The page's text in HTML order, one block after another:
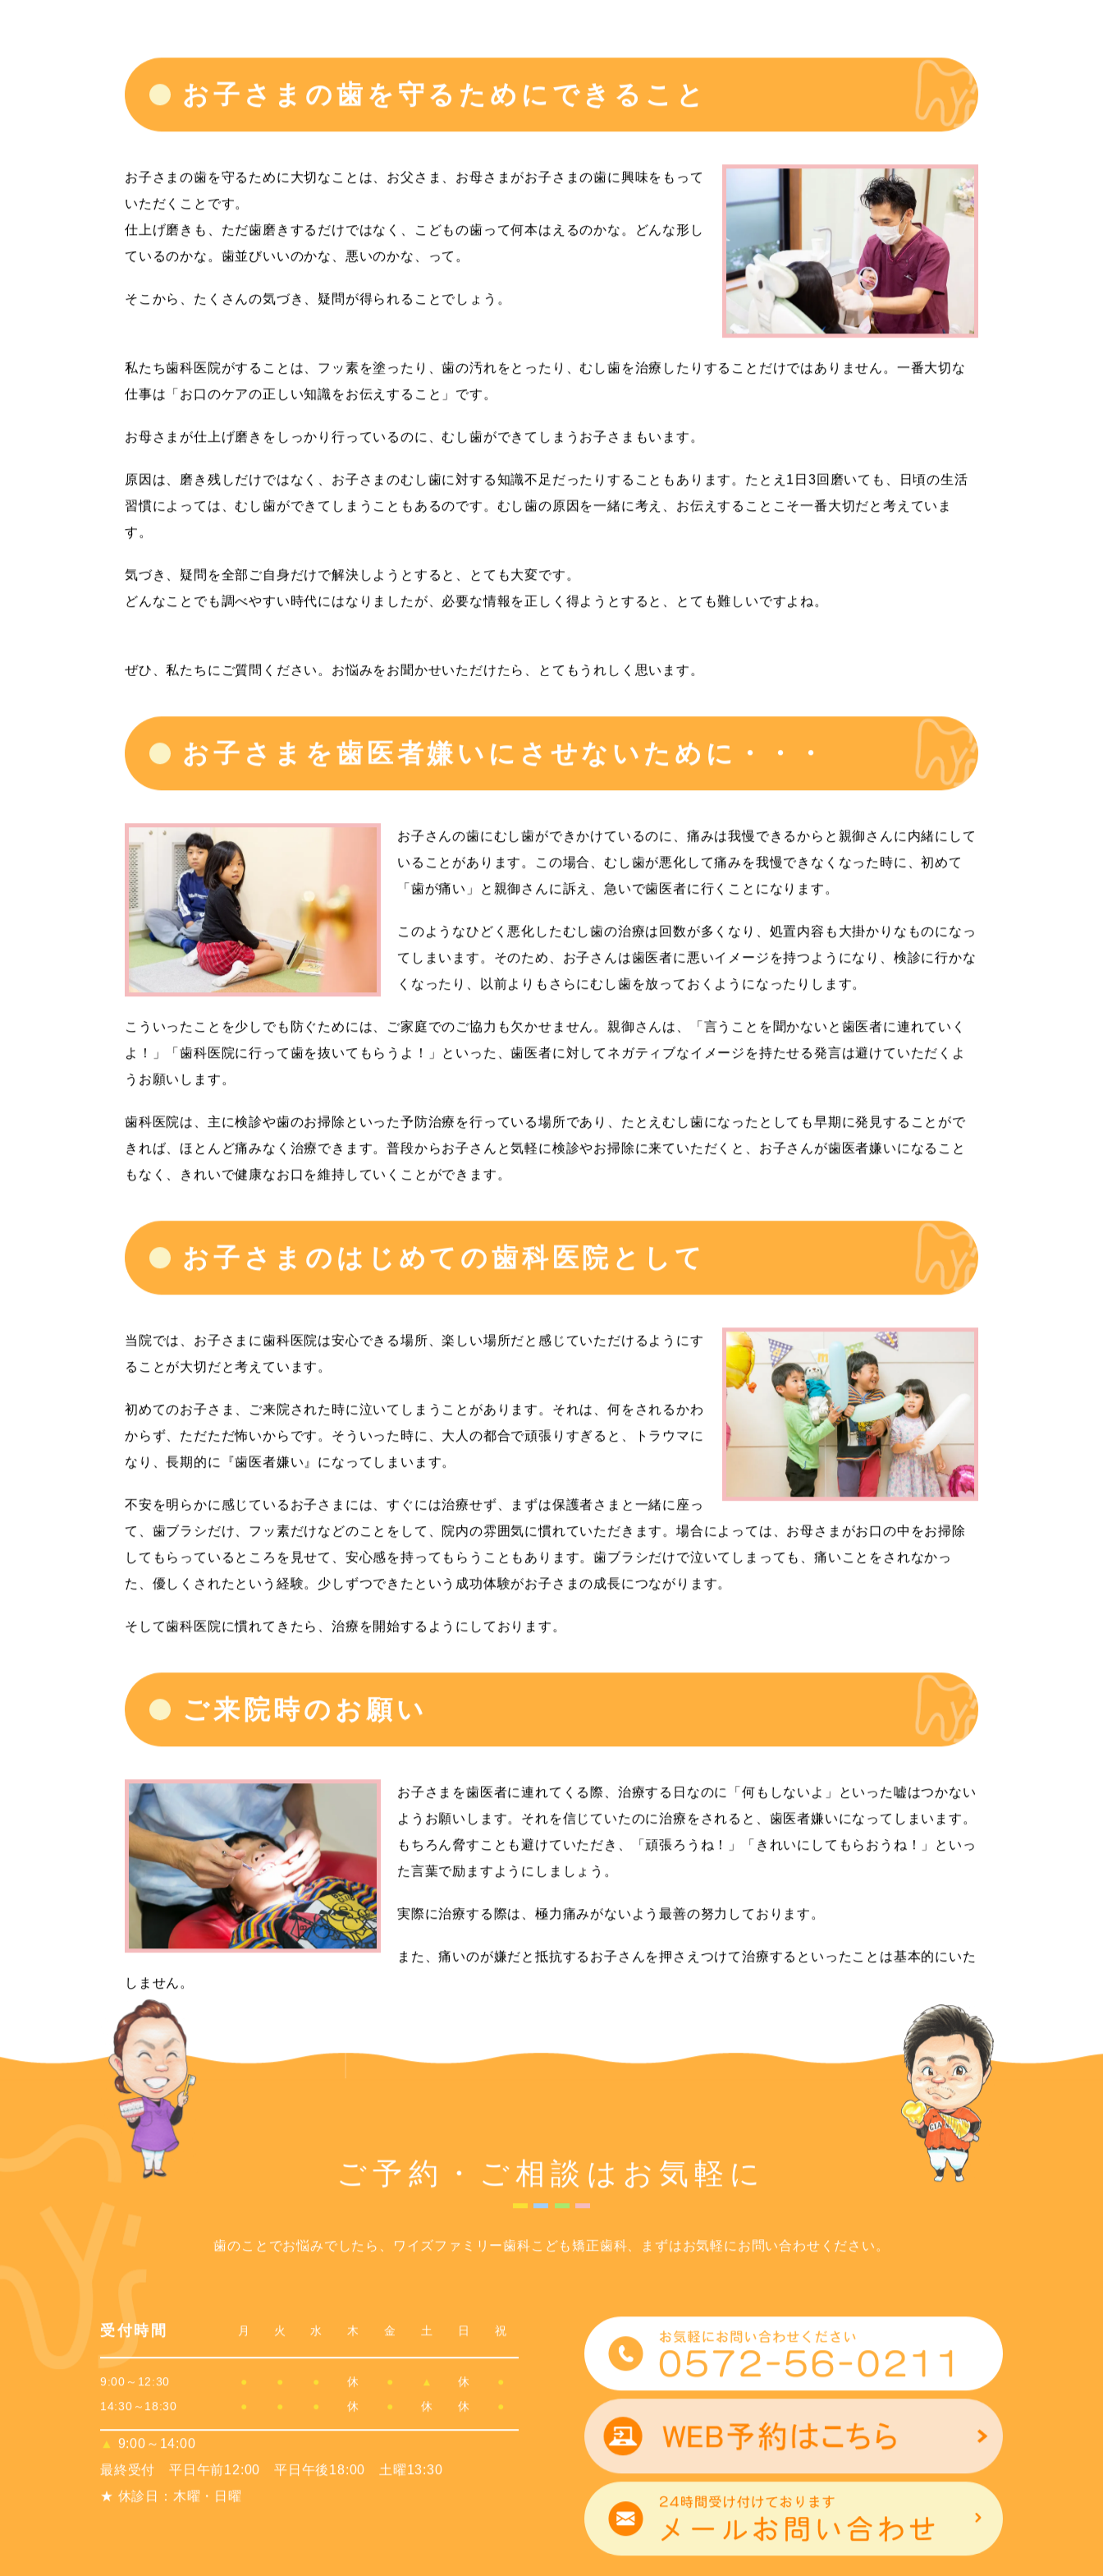
お子さまの歯を守るためにできること
お子さまの歯を守るために大切なことは、お父さま、お母さまがお子さまの歯に興味をもって
いただくことです。
仕上げ磨きも、ただ歯磨きするだけではなく、こどもの歯って何本はえるのかな。どんな形し
ているのかな。歯並びいいのかな、悪いのかな、って。
そこから、たくさんの気づき、疑問が得られることでしょう。
私たち歯科医院がすることは、フッ素を塗ったり、歯の汚れをとったり、むし歯を治療したりすることだけではありません。一番大切な
仕事は「お口のケアの正しい知識をお伝えすること」です。
お母さまが仕上げ磨きをしっかり行っているのに、むし歯ができてしまうお子さまもいます。
原因は、磨き残しだけではなく、お子さまのむし歯に対する知識不足だったりすることもあります。たとえ1日3回磨いても、日頃の生活
習慣によっては、むし歯ができてしまうこともあるのです。むし歯の原因を一緒に考え、お伝えすることこそ一番大切だと考えていま
す。
気づき、疑問を全部ご自身だけで解決しようとすると、とても大変です。
どんなことでも調べやすい時代にはなりましたが、必要な情報を正しく得ようとすると、とても難しいですよね。
ぜひ、私たちにご質問ください。お悩みをお聞かせいただけたら、とてもうれしく思います。
お子さまを歯医者嫌いにさせないために・・・
お子さんの歯にむし歯ができかけているのに、痛みは我慢できるからと親御さんに内緒にして
いることがあります。この場合、むし歯が悪化して痛みを我慢できなくなった時に、初めて
「歯が痛い」と親御さんに訴え、急いで歯医者に行くことになります。
このようなひどく悪化したむし歯の治療は回数が多くなり、処置内容も大掛かりなものになっ
てしまいます。そのため、お子さんは歯医者に悪いイメージを持つようになり、検診に行かな
くなったり、以前よりもさらにむし歯を放っておくようになったりします。
こういったことを少しでも防ぐためには、ご家庭でのご協力も欠かせません。親御さんは、「言うことを聞かないと歯医者に連れていく
よ！」「歯科医院に行って歯を抜いてもらうよ！」といった、歯医者に対してネガティブなイメージを持たせる発言は避けていただくよ
うお願いします。
歯科医院は、主に検診や歯のお掃除といった予防治療を行っている場所であり、たとえむし歯になったとしても早期に発見することがで
きれば、ほとんど痛みなく治療できます。普段からお子さんと気軽に検診やお掃除に来ていただくと、お子さんが歯医者嫌いになること
もなく、きれいで健康なお口を維持していくことができます。
お子さまのはじめての歯科医院として
当院では、お子さまに歯科医院は安心できる場所、楽しい場所だと感じていただけるようにす
ることが大切だと考えています。
初めてのお子さま、ご来院された時に泣いてしまうことがあります。それは、何をされるかわ
からず、ただただ怖いからです。そういった時に、大人の都合で頑張りすぎると、トラウマに
なり、長期的に『歯医者嫌い』になってしまいます。
不安を明らかに感じているお子さまには、すぐには治療せず、まずは保護者さまと一緒に座っ
て、歯ブラシだけ、フッ素だけなどのことをして、院内の雰囲気に慣れていただきます。場合によっては、お母さまがお口の中をお掃除
してもらっているところを見せて、安心感を持ってもらうこともあります。歯ブラシだけで泣いてしまっても、痛いことをされなかっ
た、優しくされたという経験。少しずつできたという成功体験がお子さまの成長につながります。
そして歯科医院に慣れてきたら、治療を開始するようにしております。
ご来院時のお願い
お子さまを歯医者に連れてくる際、治療する日なのに「何もしないよ」といった嘘はつかない
ようお願いします。それを信じていたのに治療をされると、歯医者嫌いになってしまいます。
もちろん脅すことも避けていただき、「頑張ろうね！」「きれいにしてもらおうね！」といっ
た言葉で励ますようにしましょう。
実際に治療する際は、極力痛みがないよう最善の努力しております。
また、痛いのが嫌だと抵抗するお子さんを押さえつけて治療するといったことは基本的にいた
しません。
ご予約・ご相談は お気軽に
歯のことでお悩みでしたら、ワイズファミリー歯科こども矯正歯科、まずはお気軽にお問い合わせください。
受付時間 月 火 水 木 金 土 日 祝
9:00～12:30 ● ● ● 休 ● ▲ 休
●
14:30～18:30
● ● ● 休 ● 休 休 ●
▲ 9:00～14:00
最終受付 平日午前12:00 平日午後18:00 土曜13:30
★ 休診日：木曜・日曜